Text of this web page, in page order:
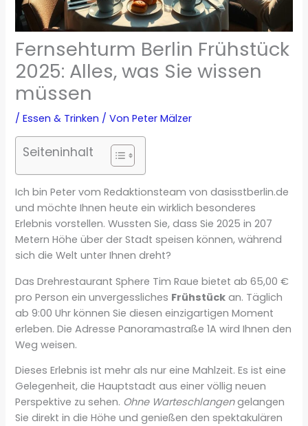
Fernsehturm Berlin Frühstück
2025: Alles, was Sie wissen
müssen
/Essen & Trinken / VonPeter Mälzer
Seiteninhalt
Ich bin Peter vom Redaktionsteam von dasisstberlin.de
und möchte Ihnen heute ein wirklich besonderes
Erlebnis vorstellen. Wussten Sie, dass Sie 2025 in 207
Metern Höhe über der Stadt speisen können, während
sich die Welt unter Ihnen dreht?
Das Drehrestaurant Sphere Tim Raue bietet ab 65,00 €
pro Person ein unvergessliches Frühstück an. Täglich
ab 9:00 Uhr können Sie diesen einzigartigen Moment
erleben. Die Adresse Panoramastraße 1A wird Ihnen den
Weg weisen.
Dieses Erlebnis ist mehr als nur eine Mahlzeit. Es ist eine
Gelegenheit, die Hauptstadt aus einer völlig neuen
Perspektive zu sehen. Ohne Warteschlangengelangen
Sie direkt in die Höhe und genießen den spektakulären